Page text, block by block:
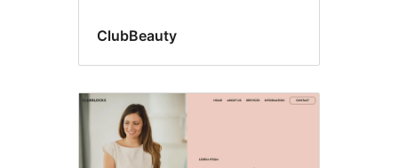
ClubBeauty